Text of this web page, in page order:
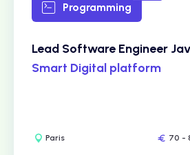
Programming
Lead Software Engineer
Smart Digital platform
Paris 70 -